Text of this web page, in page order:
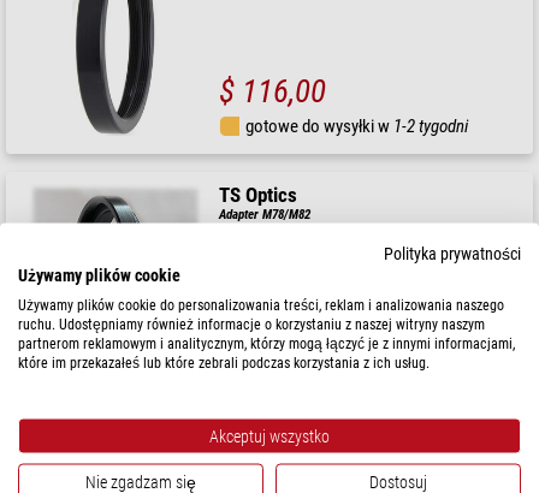
$ 116,00
gotowe do wysyłki w 1-2 tygodni
TS Optics
Adapter M78/M82
$ 126,00
gotowe do wysyłki w 3-7 dni
Polityka prywatności
Używamy plików cookie
Używamy plików cookie do personalizowania treści, reklam i analizowania naszego
ruchu. Udostępniamy również informacje o korzystaniu z naszej witryny naszym
partnerom reklamowym i analitycznym, którzy mogą łączyć je z innymi informacjami,
które im przekazałeś lub które zebrali podczas korzystania z ich usług.
Akceptuj wszystko
Nie zgadzam się Dostosuj